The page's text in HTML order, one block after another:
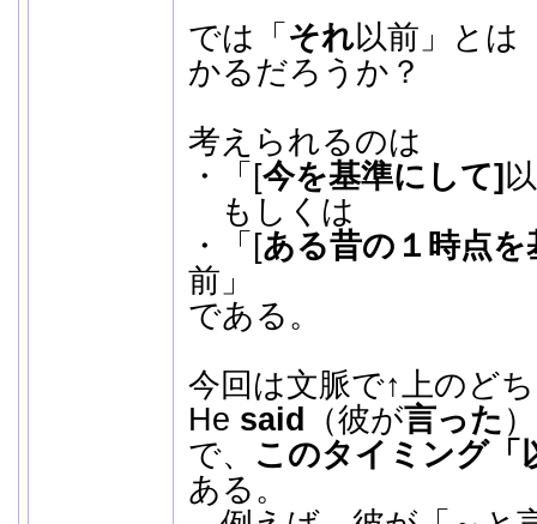
では「 それ以前」とは
かるだろうか？
考えられるのは
・「[今を基準にして]
もしくは
・「[ある昔の１時点を
前」
である。
今回は文脈で↑上のど
He said （彼が言った
で、
このタイミング「
ある。